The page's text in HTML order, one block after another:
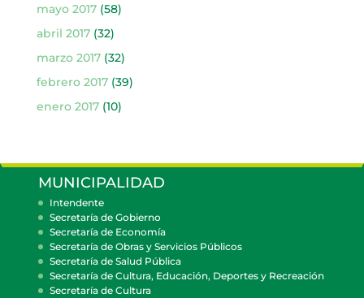
mayo 2017(58)
abril 2017(32)
marzo 2017(32)
febrero 2017(39)
enero 2017(10)
MUNICIPALIDAD
Intendente
Secretaría de Gobierno
Secretaría de Economía
Secretaría de Obras y Servicios Públicos
Secretaría de Salud Pública
Secretaría de Cultura, Educación, Deportes y Recreación
Secretaría de Cultura